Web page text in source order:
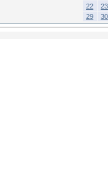
22
23
29
30